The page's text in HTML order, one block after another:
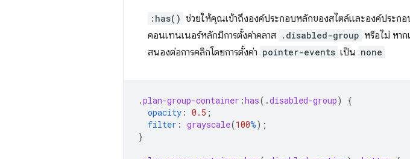
:has() ช่วยให้คุณเข้าถึงองค์ประกอบหลักของสไตล์และองค์ประก
คอนเทนเนอร์หลักมีการตั้งค่าคลาส .disabled-group หรือไม่ หา
สนองต่อการคลิกโดยการตั้งค่า pointer-events เป็น none
.plan-group-container :has( .disabled-group)
{
opacity : 0.5 ;
filter : grayscale(100%);
}